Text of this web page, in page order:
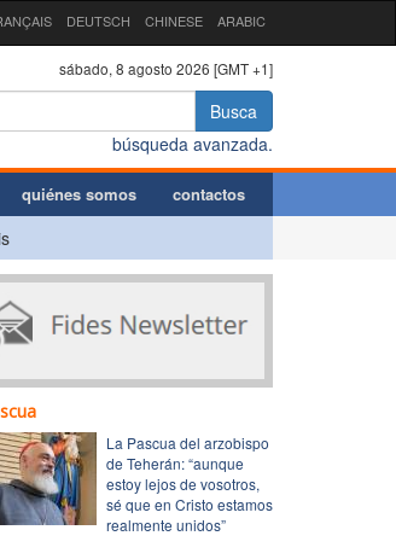
DEUTSCH CHINESE ARABIC
sábado, 8 agosto 2026 [GMT +1]
Busca
búsqueda avanzada.
quiénes somos contactos
La Pascua del arzobispo
de Teherán: “aunque
estoy lejos de vosotros,
sé que en Cristo estamos
realmente unidos”